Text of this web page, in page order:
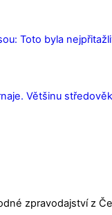
Toto byla
Většinu
zpravodajství z